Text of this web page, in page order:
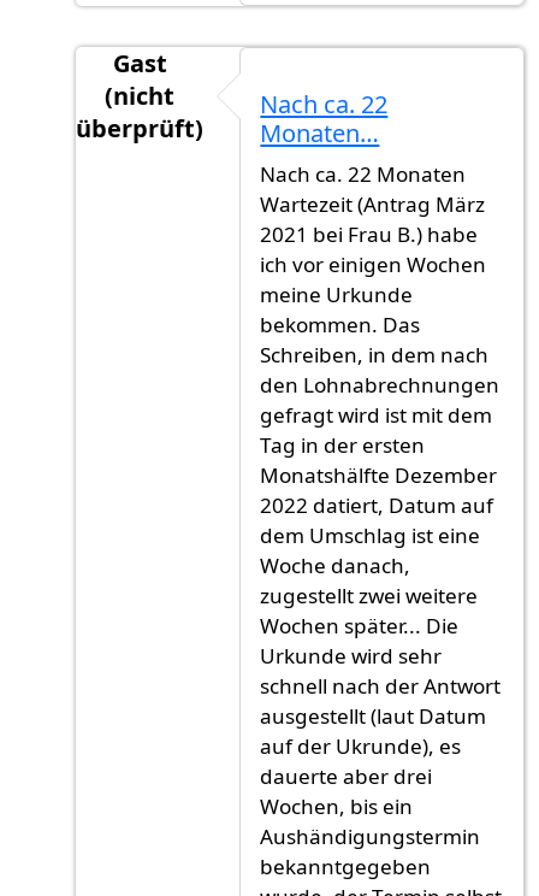
Gast
(nicht
überprüft)
Wie ist der erste Buchstabe…
Nach ca. 22
Monaten…
Nach ca. 22 Monaten
Wartezeit (Antrag März
2021 bei Frau B.) habe
ich vor einigen Wochen
meine Urkunde
bekommen. Das
Schreiben, in dem nach
den Lohnabrechnungen
gefragt wird ist mit dem
Tag in der ersten
Monatshälfte Dezember
2022 datiert, Datum auf
dem Umschlag ist eine
Woche danach,
zugestellt zwei weitere
Wochen später... Die
Urkunde wird sehr
schnell nach der Antwort
ausgestellt (laut Datum
auf der Ukrunde), es
dauerte aber drei
Wochen, bis ein
Aushändigungstermin
bekanntgegeben